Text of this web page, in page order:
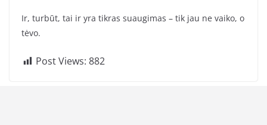
Ir, turbūt, tai ir yra tikras suaugimas – tik jau ne vaiko, o
tėvo.
Post Views: 882